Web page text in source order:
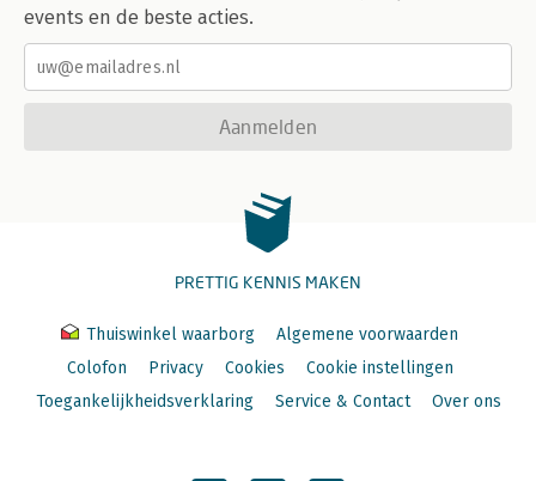
events en de beste acties.
Aanmelden
PRETTIG KENNIS MAKEN
Thuiswinkel waarborg
Algemene voorwaarden
Colofon
Privacy Cookies
Cookie instellingen
Toegankelijkheidsverklaring
Service & Contact Over ons